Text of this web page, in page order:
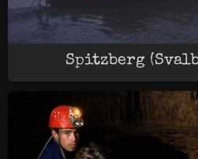
Spitzberg